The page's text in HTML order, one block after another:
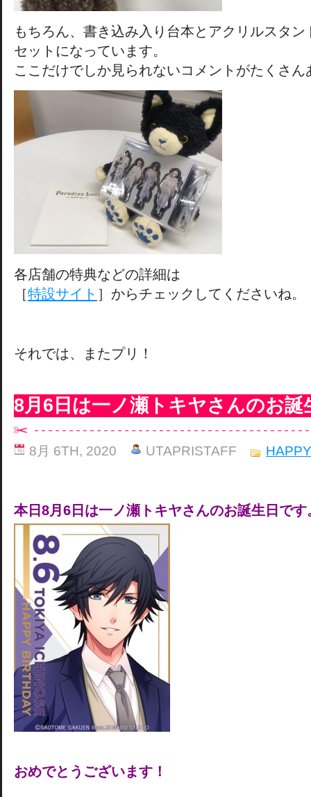
もちろん、書き込み入り台本とアクリルスタン
セットになっています。
ここだけでしか見られないコメントがたくさん
各店舗の特典などの詳細は
［特設サイト ］からチェックしてくださいね。
それでは、またプリ！
8月6日は一ノ瀬トキヤさんのお誕
8月 6TH, 2020 UTAPRISTAFF
本日8月6日は一ノ瀬トキヤさんのお誕生日です
おめでとうございます！